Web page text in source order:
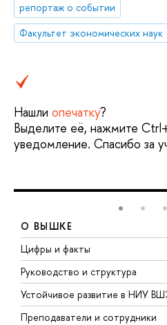
репортаж о событии
Факультет экономических наук
Нашли опечатку?
Выделите её, нажмите
уведомление. Спасибо за
О ВЫШКЕ
Цифры и факты
Руководство и структура
Устойчивое развитие в НИУ
Преподаватели и сотрудники